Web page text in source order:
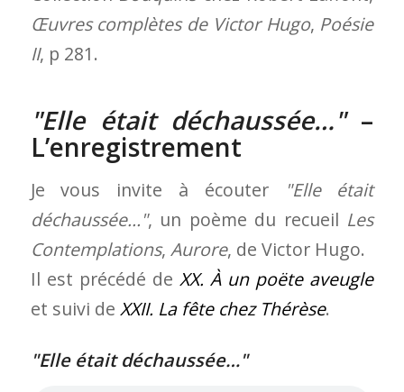
Œuvres complètes de Victor Hugo, Poésie
II, p 281.
Elle était déchaussée… –
L’enregistrement
Je vous invite à écouter
Elle était
déchaussée… , un poème du recueil Les
Contemplations, Aurore, de Victor Hugo.
Il est précédé de XX. À un poëte aveugle
et suivi de XXII. La fête chez Thérèse.
Elle était déchaussée…